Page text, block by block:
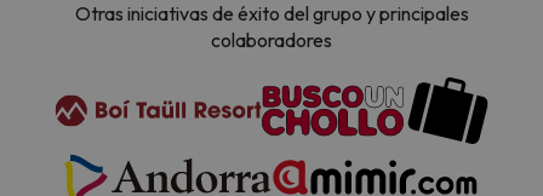
Otras iniciativas de éxito del grupo y principales
colaboradores